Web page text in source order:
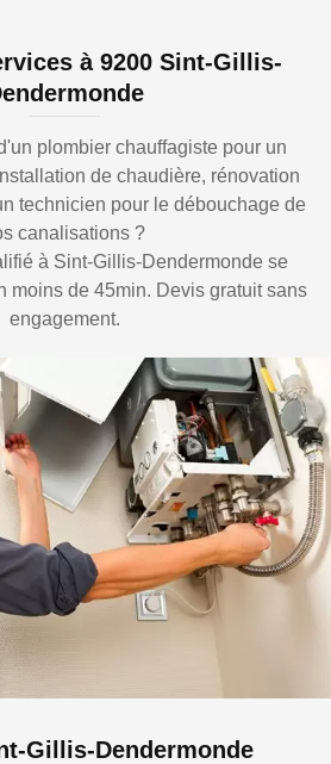
à 9200 Sint-Gillis-
plombier chauffagiste pour un
de chaudière, rénovation
technicien pour le débouchage de
canalisations ?
à Sint-Gillis-Dendermonde se
moins de 45min. Devis gratuit sans
engagement.
Gillis-Dendermonde